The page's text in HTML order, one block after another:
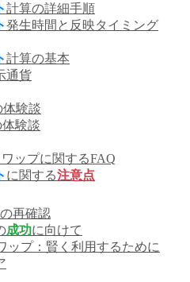
計算の詳細手順
発生時間と反映タイミング
計算の基本
通貨
験談
験談
ップに関するFAQ
に関する注意点
再確認
成功に向けて
ップ：賢く利用するために